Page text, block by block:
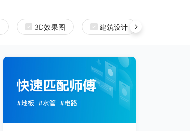
3D效果图 建筑设计